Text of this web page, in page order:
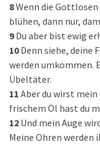
8Wenn die
blühen, dann nur,
9 Du aber bist ewig
10 Denn siehe, deine
werden umkommen.
Übeltäter.
11 Aber du wirst mein
frischem Öl hast du
12 Und mein Auge
Meine Ohren werden